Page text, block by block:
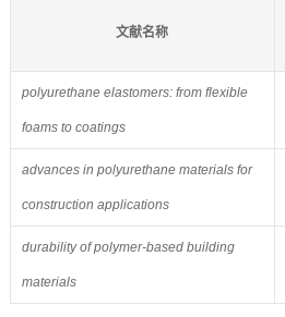
文献名称
polyurethane elastomers: from flexible
foams to coatings
advances in polyurethane materials for
construction applications
durability of polymer-based building
materials